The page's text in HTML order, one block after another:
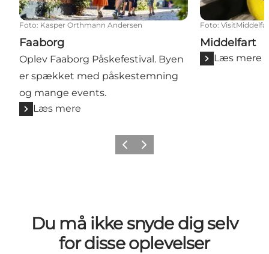
Foto: Kasper Orthmann Andersen
Faaborg
Oplev Faaborg Påskefestival. Byen
er spækket med påskestemning
og mange events.
Læs mere
Foto:
Middelfart
Læs mere
ForrigeNæste
Du må ikke snyde dig selv
for disse oplevelser